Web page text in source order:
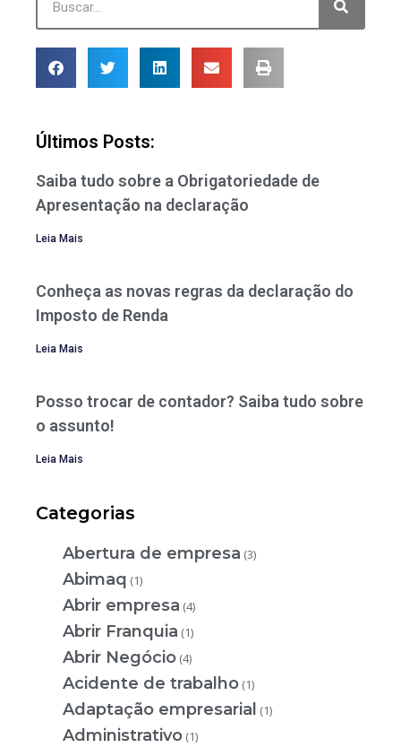
Últimos Posts:
Saiba tudo sobre a Obrigatoriedade de
Apresentação na declaração
Leia Mais
Conheça as novas regras da declaração do
Imposto de Renda
Leia Mais
Posso trocar de contador? Saiba tudo sobre
o assunto!
Leia Mais
Categorias
Abertura de empresa (3)
Abimaq (1)
Abrir empresa (4)
Abrir Franquia (1)
Abrir Negócio (4)
Acidente de trabalho (1)
Adaptação empresarial (1)
Administrativo (1)